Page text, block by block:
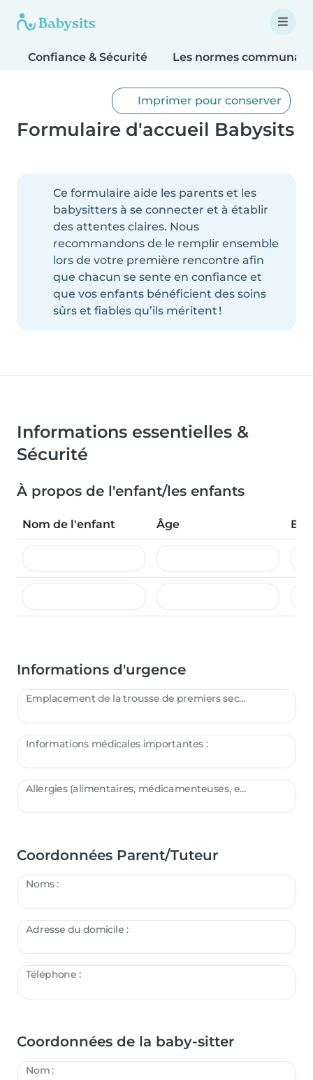
Confiance & Sécurité Les normes
Imprimer pour conserver
Formulaire d'accueil Babysits
Ce formulaire aide les parents et les
babysitters à se connecter et à établir
des attentes claires. Nous
recommandons de le remplir ensemble
lors de votre première rencontre afin
que chacun se sente en confiance et
que vos enfants bénéficient des soins
sûrs et fiables qu’ils méritent !
Informations essentielles &
Sécurité
À propos de l'enfant/les enfants
Nom de l'enfant Âge
Informations d'urgence
Emplacement de la trousse de premiers secours :
Informations médicales importantes :
Allergies (alimentaires, médicamenteuses, etc.) :
Coordonnées Parent/Tuteur
Noms :
Adresse du domicile :
Téléphone :
Coordonnées de la baby-sitter
Nom :